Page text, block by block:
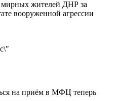
жителей ДНР за
вооруженной агрессии